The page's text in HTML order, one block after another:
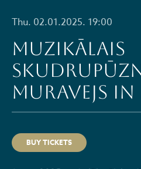
Thu. 02.01.2025. 19:00
Muzikālais
Muravejs IN
BUY TICKETS